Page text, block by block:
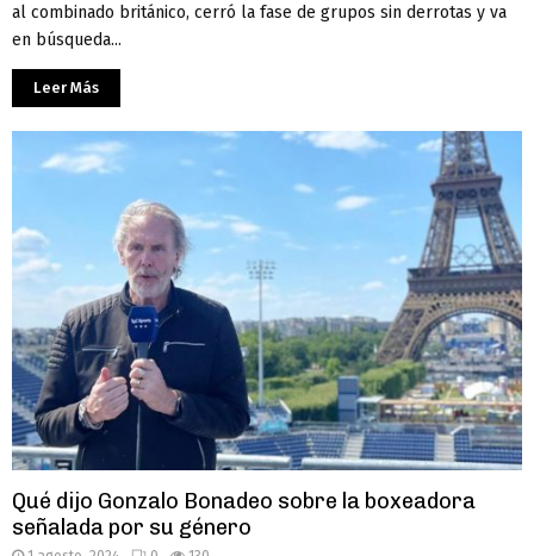
al combinado británico, cerró la fase de grupos sin derrotas y va
en búsqueda...
Leer Más
Qué dijo Gonzalo Bonadeo sobre la boxeadora
señalada por su género